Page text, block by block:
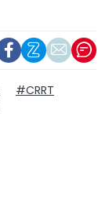
#CRRT